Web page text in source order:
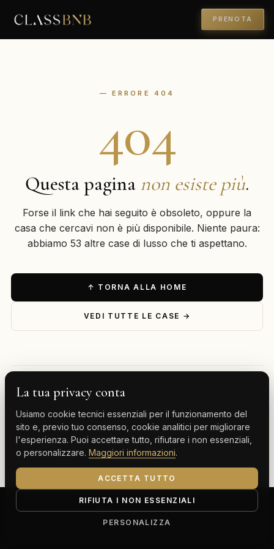
PRENOTA
— ERRORE 404
404
Questa pagina non esiste più.
Forse il link che hai seguito è obsoleto, oppure la
casa che cercavi non è più disponibile. Niente paura:
abbiamo 53 altre case di lusso che ti aspettano.
↑ TORNA ALLA HOME
VEDI TUTTE LE CASE →
— ESPLORA PER DESTINAZIONE
Milano Cervinia Tenerife Gran Canaria
Monte Carlo
Corso Buenos Aires 64, 20124 Milano (MI)
La tua privacy conta
Usiamo cookie tecnici essenziali per il funzionamento del
sito e, previo tuo consenso, cookie analitici per migliorare
l'esperienza. Puoi accettare tutto, rifiutare i non essenziali,
o personalizzare. Maggiori informazioni.
ACCETTA TUTTO
RIFIUTA I NON ESSENZIALI
PERSONALIZZA